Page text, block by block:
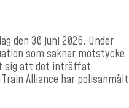
den 30 juni 2026. Under
som saknar motstycke
sig att det inträffat
Alliance har polisanmält